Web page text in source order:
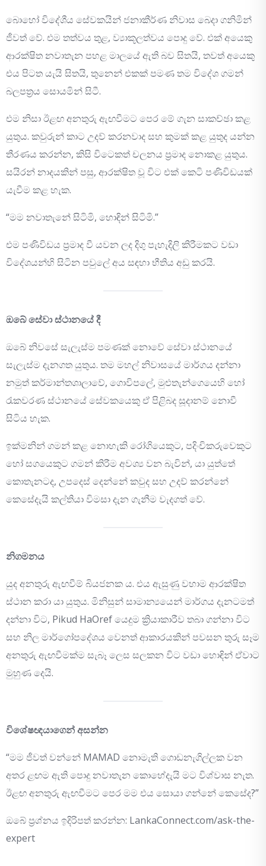
බොහෝ විදේශීය සේවකයින් ජනාකීර්ණ නිවාස බෙදා ගනිමින්
ජීවත් වේ. එම තත්වය තුළ, ව්‍යාකූලත්වය පොදු වේ. එක් අයෙකු
ආරක්ෂිත නවාතැන පහළ මාලයේ ඇති බව සිතයි, තවත් අයෙකු
එය පිටත යැයි සිතයි, තුනෙන් එකක් පමණ තම විදේශ ගමන්
බලපත්‍රය සොයමින් සිටී.
එම නිසා ඊළඟ අනතුරු ඇඟවීමට පෙර මේ ගැන සාකච්ඡා කළ
යුතුය. කවුරුන් කාට උදව් කරනවාද සහ කුමක් කළ යුතුද යන්න
තීරණය කරන්න, කිසි විටෙකත් චලනය ප්‍රමාද නොකළ යුතුය.
සයිරන් නාදයකින් පසු, ආරක්ෂිත වූ විට එක් කෙටි පණිවිඩයක්
යැවීම කළ හැක.
“මම නවාතැනේ සිටිමි, හොඳින් සිටිමි.”
එම පණිවිඩය ප්‍රමාද වී යවන ලද දිගු පැහැදිලි කිරීමකට වඩා
විදේශයන්හි සිටින පවුලේ අය සඳහා භීතිය අඩු කරයි.
ඔබේ සේවා ස්ථානයේ දී
ඔබේ නිවසේ සැලැස්ම පමණක් නොවේ සේවා ස්ථානයේ
සැලැස්ම දැනගත යුතුය. තම මහල් නිවාසයේ මාර්ගය දන්නා
නමුත් කර්මාන්තශාලාවේ, ගොවිපලේ, මුළුතැන්ගෙයෙහි හෝ
රැකවරණ ස්ථානයේ සේවකයෙකු ඒ පිළිබද සූදානම් නොවී
සිටිය හැක.
ඉක්මනින් ගමන් කළ නොහැකි රෝගියෙකුට, පදිංචිකරුවෙකුට
හෝ සගයෙකුට ගමන් කිරීම අවශ්‍ය වන බැවින්, යා යුත්තේ
කොතැනටද, උපදෙස් දෙන්නේ කවුද සහ උදව් කරන්නේ
කෙසේදැයි කල්තියා විමසා දැන ගැනීම වැදගත් වේ.
නිගමනය
යුද අනතුරු ඇඟවීම් බියජනක ය. එය ඇසුණු වහාම ආරක්ෂිත
ස්ථාන කරා යා යුතුය. මිනිසුන් සාමාන්‍යයෙන් මාර්ගය දැනටමත්
දන්නා විට, Pikud HaOref යෙදුම ක්‍රියාකාරීව තබා ගන්නා විට
සහ නිල මාර්ගෝපදේශය වෙනත් ආකාරයකින් පවසන තුරු සෑම
අනතුරු ඇඟවීමක්ම සැබෑ ලෙස සලකන විට වඩා හොඳින් ඒවාට
මුහුණ දෙයි.
විශේෂඥයාගෙන් අසන්න
“මම ජීවත් වන්නේ MAMAD නොමැති ගොඩනැගිල්ලක වන
අතර ළඟම ඇති පොදු නවාතැන කොහේදැයි මට විශ්වාස නැත.
ඊළඟ අනතුරු ඇඟවීමට පෙර මම එය සොයා ගන්නේ කෙසේද?”
ඔබේ ප්‍රශ්නය ඉදිරිපත් කරන්න: LankaConnect.com/ask-the-
expert